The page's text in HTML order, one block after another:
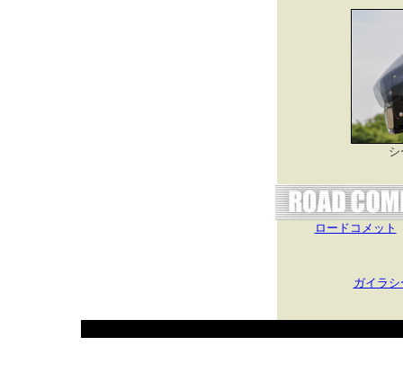
ロードコメット
ガイラ